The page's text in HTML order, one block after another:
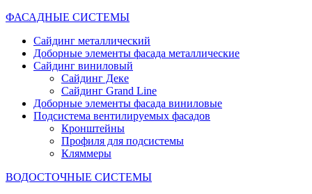
ФАСАДНЫЕ СИСТЕМЫ
Сайдинг металлический
Доборные элементы фасада металлические
Сайдинг виниловый
Сайдинг Деке
Сайдинг Grand Line
Доборные элементы фасада виниловые
Подсистема вентилируемых фасадов
Кронштейны
Профиля для подсистемы
Кляммеры
ВОДОСТОЧНЫЕ СИСТЕМЫ